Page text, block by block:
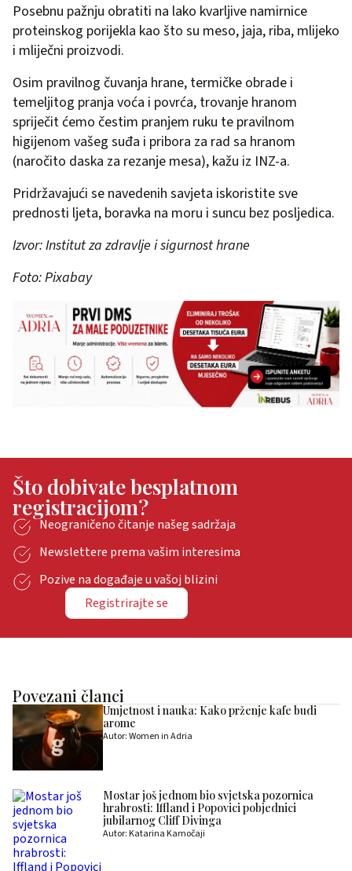
Posebnu pažnju obratiti na lako kvarljive namirnice
proteinskog porijekla kao što su meso, jaja, riba, mlijeko
i mliječni proizvodi.
Osim pravilnog čuvanja hrane, termičke obrade i
temeljitog pranja voća i povrća, trovanje hranom
spriječit ćemo čestim pranjem ruku te pravilnom
higijenom vašeg suđa i pribora za rad sa hranom
(naročito daska za rezanje mesa), kažu iz INZ-a.
Pridržavajući se navedenih savjeta iskoristite sve
prednosti ljeta, boravka na moru i suncu bez posljedica.
Izvor: Institut za zdravlje i sigurnost hrane
Foto: Pixabay
Što dobivate besplatnom
registracijom?
Neograničeno čitanje našeg sadržaja
Newslettere prema vašim interesima
Pozive na događaje u vašoj blizini
Registrirajte se
Povezani članci
Umjetnost i nauka: Kako prženje kafe budi
arome
Autor: Women in Adria
Mostar još jednom bio svjetska pozornica
hrabrosti: Iffland i Popovici pobjednici
jubilarnog Cliff Divinga
Autor: Katarina Kamočaji